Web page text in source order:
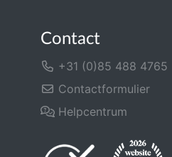
Contact
+31 (0)85 488 4765
Contactformulier
Helpcentrum